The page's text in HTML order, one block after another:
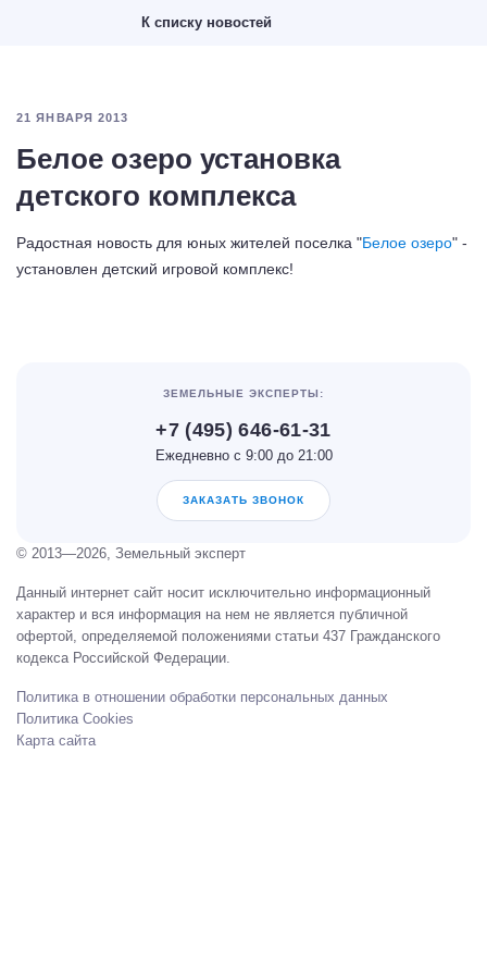
К списку новостей
21 ЯНВАРЯ 2013
Белое озеро установка
детского комплекса
Радостная новость для юных жителей поселка "Белое озеро" -
установлен детский игровой комплекс!
© 2013—2026, Земельный эксперт
Данный интернет сайт носит исключительно информационный
характер и вся информация на нем не является публичной
офертой, определяемой положениями статьи 437 Гражданского
кодекса Российской Федерации.
Политика в отношении обработки персональных данных
Политика Cookies
Карта сайта
ЗЕМЕЛЬНЫЕ ЭКСПЕРТЫ:
+7 (495) 646-61-31
Ежедневно с 9:00 до 21:00
ЗАКАЗАТЬ ЗВОНОК